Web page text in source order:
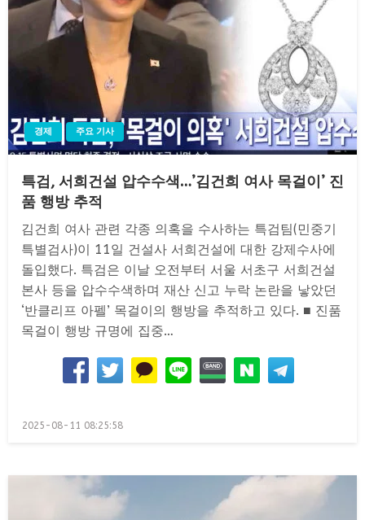
경제 주요 기사
특검, 서희건설 압수수색…’김건희 여사 목걸이’ 진
품 행방 추적
김건희 여사 관련 각종 의혹을 수사하는 특검팀(민중기
특별검사)이 11일 건설사 서희건설에 대한 강제수사에
돌입했다. 특검은 이날 오전부터 서울 서초구 서희건설
본사 등을 압수수색하며 재산 신고 누락 논란을 낳았던
‘반클리프 아펠’ 목걸이의 행방을 추적하고 있다. ■ 진품
목걸이 행방 규명에 집중…
Posted
2025-08-11 08:25:58